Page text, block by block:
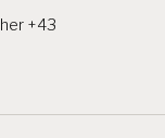
+43